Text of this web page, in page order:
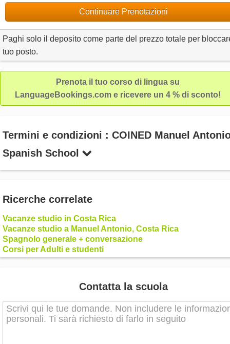
Continuare Prenotazioni
Paghi solo il deposito come parte del prezzo totale per
tuo posto.
Prenota il tuo corso di lingua su
LanguageBookings.com e ricevere un 4 % di sconto!
Termini e condizioni : COINED Manuel
Spanish School
Ricerche correlate
Vacanze studio in Costa Rica
Vacanze studio a Manuel Antonio, Costa Rica
Spagnolo generale + conversazione
Corsi per Adulti e studenti
Contatta la scuola